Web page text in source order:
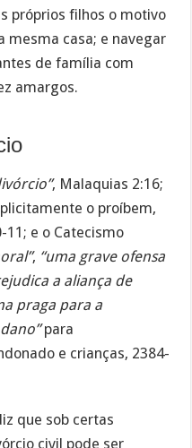
próprios filhos o motivo
mesma casa; e navegar
de família com
amargos.
, Malaquias 2:16;
o proíbem,
11; e o Catecismo
, “uma grave ofensa
a aliança de
praga para a
para
e crianças, 2384-
que sob certas
civil pode ser